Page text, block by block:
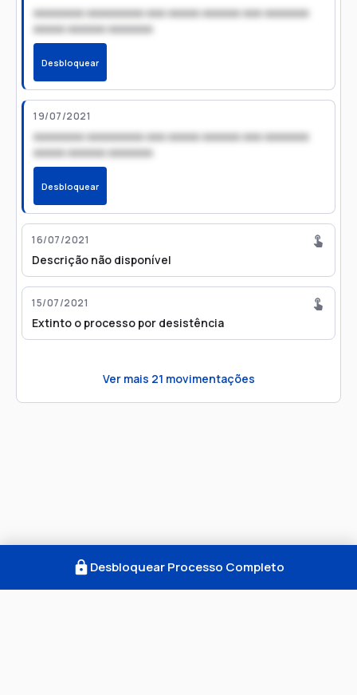
xxxxxxxx xxxxxxxxx xxx xxxxx xxxxxx xxx xxxxxxx
xxxxx xxxxxx xxxxxxx
Desbloquear
19/07/2021
xxxxxxxx xxxxxxxxx xxx xxxxx xxxxxx xxx xxxxxxx
xxxxx xxxxxx xxxxxxx
Desbloquear
16/07/2021
Descrição não disponível
15/07/2021
Extinto o processo por desistência
Ver mais 21 movimentações
Desbloquear Processo Completo